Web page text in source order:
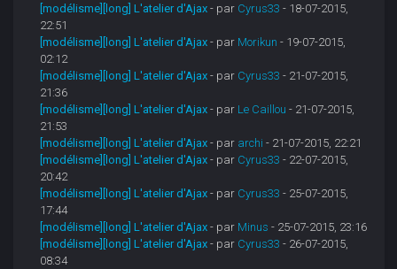
[modélisme][long] L'atelier d'Ajax - par Cyrus33 - 18-07-2015,
22:51
[modélisme][long] L'atelier d'Ajax - par Morikun - 19-07-2015,
02:12
[modélisme][long] L'atelier d'Ajax - par Cyrus33 - 21-07-2015,
21:36
[modélisme][long] L'atelier d'Ajax - par Le Caillou - 21-07-2015,
21:53
[modélisme][long] L'atelier d'Ajax - par archi - 21-07-2015, 22:21
[modélisme][long] L'atelier d'Ajax - par Cyrus33 - 22-07-2015,
20:42
[modélisme][long] L'atelier d'Ajax - par Cyrus33 - 25-07-2015,
17:44
[modélisme][long] L'atelier d'Ajax - par Minus - 25-07-2015, 23:16
[modélisme][long] L'atelier d'Ajax - par Cyrus33 - 26-07-2015,
08:34